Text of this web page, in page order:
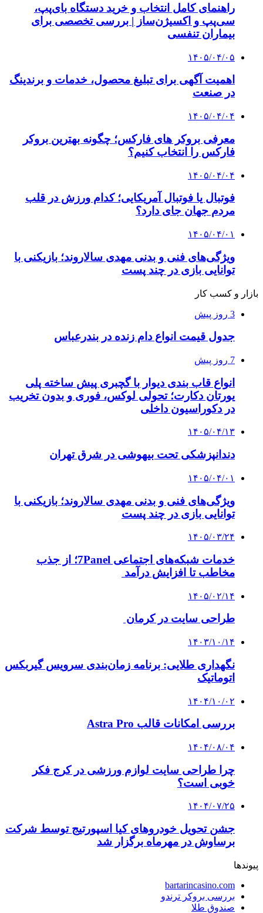
راهنمای کامل انتخاب و خرید دستگاه بای‌پپ،
سی‌پپ و اکسیژن‌ساز | بررسی تخصصی برای
بیماران تنفسی
۱۴۰۵/۰۴/۰۵
اهمیت آگهی برای تبلیغ محصول، خدمات و برندینگ
در صنعت
۱۴۰۵/۰۴/۰۴
معرفی بروکر های فارکس؛ چگونه بهترین بروکر
فارکس را انتخاب کنیم؟
۱۴۰۵/۰۴/۰۴
فوتبال یا فوتبال آمریکایی؛ کدام ورزش در قلب
مردم جهان جای دارد؟
۱۴۰۵/۰۴/۰۱
ویژگی‌های فنی و بدنی مهدی سالاروند؛ بازیکنی با
توانایی بازی در چند پست
بازار و کسب کار
3 روز پیش
جدول قیمت انواع دام زنده در بندرعباس
7 روز پیش
انواع قاب بندی دیوار با گچبری پیش ساخته پلی
یورتان دکارت؛ تحولی لوکس، فوری و بدون تخریب
در دکوراسیون داخلی
۱۴۰۵/۰۴/۱۳
دندانپزشکی تحت بیهوشی در شرق تهران
۱۴۰۵/۰۴/۰۱
ویژگی‌های فنی و بدنی مهدی سالاروند؛ بازیکنی با
توانایی بازی در چند پست
۱۴۰۵/۰۳/۲۴
خدمات شبکه‌های اجتماعی 7Panel؛ از جذب
مخاطب تا افزایش درآمد
۱۴۰۵/۰۲/۱۴
طراحی سایت در کرمان
۱۴۰۳/۱۰/۱۴
نگهداری طلایی: برنامه زمان‌بندی سرویس گیربکس
اتوماتیک
۱۴۰۴/۱۰/۰۲
بررسی امکانات قالب Astra Pro
۱۴۰۴/۰۸/۰۴
چرا طراحی سایت لوازم ورزشی در کرج فکر
خوبی است؟
۱۴۰۴/۰۷/۲۵
جشن تحویل خودروهای کیا اسپورتیج توسط شرکت
برساوش در مهرماه برگزار شد
پیوندها
bartarincasino.com
بررسی بروکر ترندو
صندوق طلا